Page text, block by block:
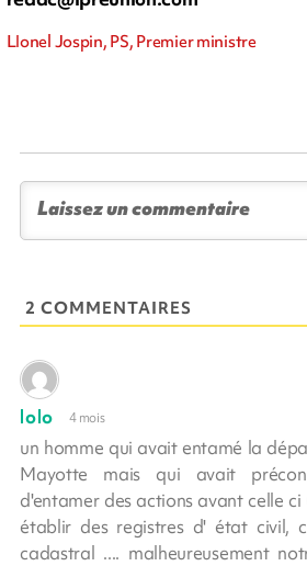
LIonel Jospin, PS, Premier ministre
2 COMMENTAIRES
lolo 4 mois
un homme qui avait entamé la
Mayotte mais qui avait
d'entamer des actions avant celle
établir des registres d' état civil,
cadastral .... malheureusement